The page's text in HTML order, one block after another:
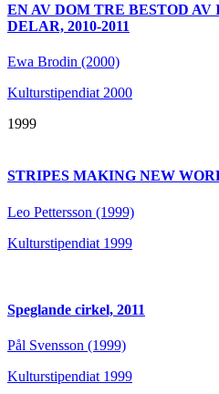
EN AV DOM TRE BESTOD
DELAR, 2010-2011
Ewa Brodin (2000)
Kulturstipendiat 2000
1999
STRIPES MAKING NEW
Leo Pettersson (1999)
Kulturstipendiat 1999
Speglande cirkel, 2011
Pål Svensson (1999)
Kulturstipendiat 1999